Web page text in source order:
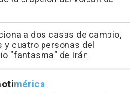
a dos casas de cambio,
y cuatro personas del
"fantasma" de Irán
mérica